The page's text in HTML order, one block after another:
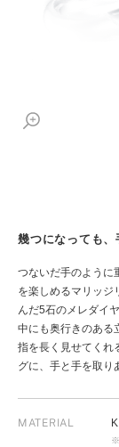
幾つになっても、
つないだ手のように
を楽しめるマリッジ
んだ5石のメレダイ
中にも奥行きのある
指を長く見せてくれ
グに、手と手を取り
MATERIAL
※